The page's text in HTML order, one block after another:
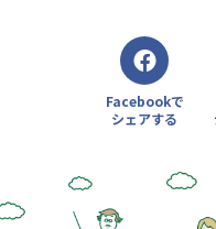
Facebookで
シェアする